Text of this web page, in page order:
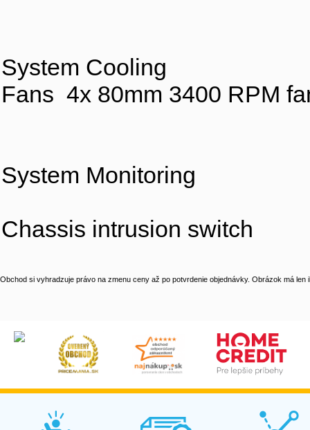
System Cooling
Fans 4x 80mm 3400 RPM
System Monitoring
Chassis intrusion switch
Obchod si vyhradzuje právo na zmenu ceny až po potvrdenie objednávky. Obrázok má len